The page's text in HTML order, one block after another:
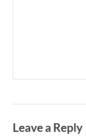
Leave a Reply